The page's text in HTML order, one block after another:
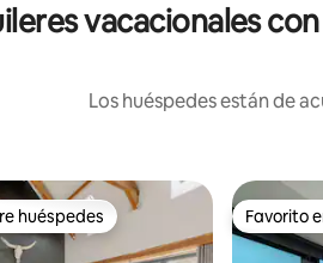
vacacionales
Los huéspedes están de
preferido
huéspedes Favorito
Favorito